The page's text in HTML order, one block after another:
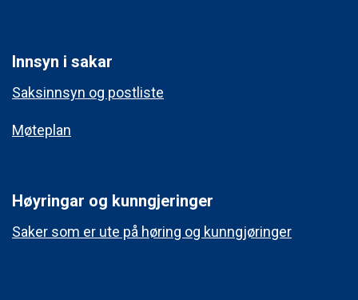
Innsyn i sakar
Saksinnsyn og postliste
Møteplan
Høyringar og kunngjeringer
Saker som er ute på høring og kunngjøringer